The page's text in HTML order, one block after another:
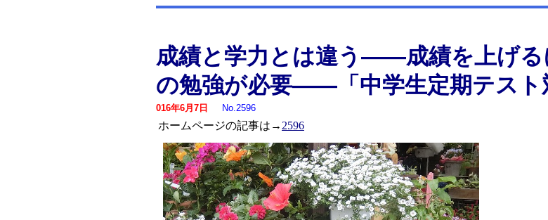
成績と学力とは違う――成績を上げる
の勉強が必要――「中学生定期テスト
016年6月7日
No.2596
ホームページの記事は→ 2596